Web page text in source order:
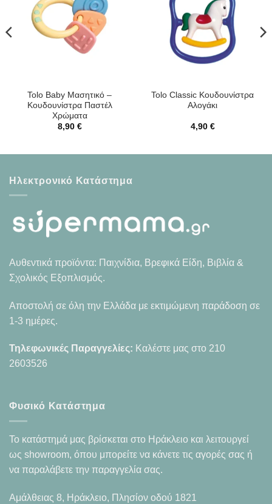
Tolo Baby Μασητικό –
Κουδουνίστρα Παστέλ
Χρώματα
8,90 €
Tolo Classic Κουδουνίστρα
Αλογάκι
4,90 €
Ηλεκτρονικό Κατάστημα
Αυθεντικά προϊόντα: Παιχνίδια, Βρεφικά Είδη, Βιβλία &
Σχολικός Εξοπλισμός.
Αποστολή σε όλη την Ελλάδα με εκτιμώμενη παράδοση σε
1-3 ημέρες.
Τηλεφωνικές Παραγγελίες: Καλέστε μας στο 210
2603526
Φυσικό Κατάστημα
Το κατάστημά μας βρίσκεται στο Ηράκλειο και λειτουργεί
ως showroom, όπου μπορείτε να κάνετε τις αγορές σας ή
να παραλάβετε την παραγγελία σας.
Αμάλθειας 8, Ηράκλειο, Πλησίον οδού 1821